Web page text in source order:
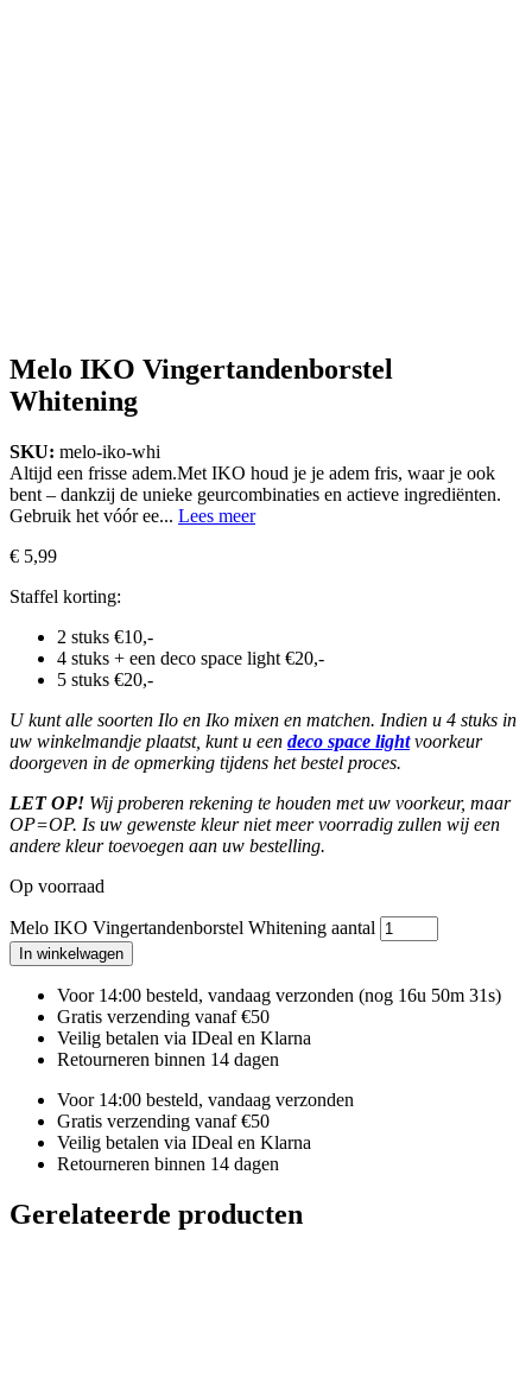
Melo IKO Vingertandenborstel
Whitening
SKU: melo-iko-whi
Altijd een frisse adem.Met IKO houd je je adem fris, waar je ook
bent – dankzij de unieke geurcombinaties en actieve ingrediënten.
Gebruik het vóór ee... Lees meer
€ 5,99
Staffel korting:
2 stuks €10,-
4 stuks + een deco space light €20,-
5 stuks €20,-
U kunt alle soorten Ilo en Iko mixen en matchen. Indien u 4 stuks in
uw winkelmandje plaatst, kunt u een deco space lightvoorkeur
doorgeven in de opmerking tijdens het bestel proces.
LET OP! Wij proberen rekening te houden met uw voorkeur, maar
OP=OP. Is uw gewenste kleur niet meer voorradig zullen wij een
andere kleur toevoegen aan uw bestelling.
Op voorraad
Melo IKO Vingertandenborstel Whitening aantal
In winkelwagen
Voor 14:00 besteld, vandaag verzonden (nog 16u 50m 30s)
Gratis verzending vanaf €50
Veilig betalen via IDeal en Klarna
Retourneren binnen 14 dagen
Voor 14:00 besteld, vandaag verzonden
Gratis verzending vanaf €50
Veilig betalen via IDeal en Klarna
Retourneren binnen 14 dagen
Gerelateerde producten